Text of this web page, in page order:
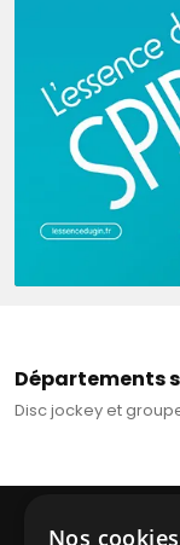
Départements
Disc jockey et
Nos